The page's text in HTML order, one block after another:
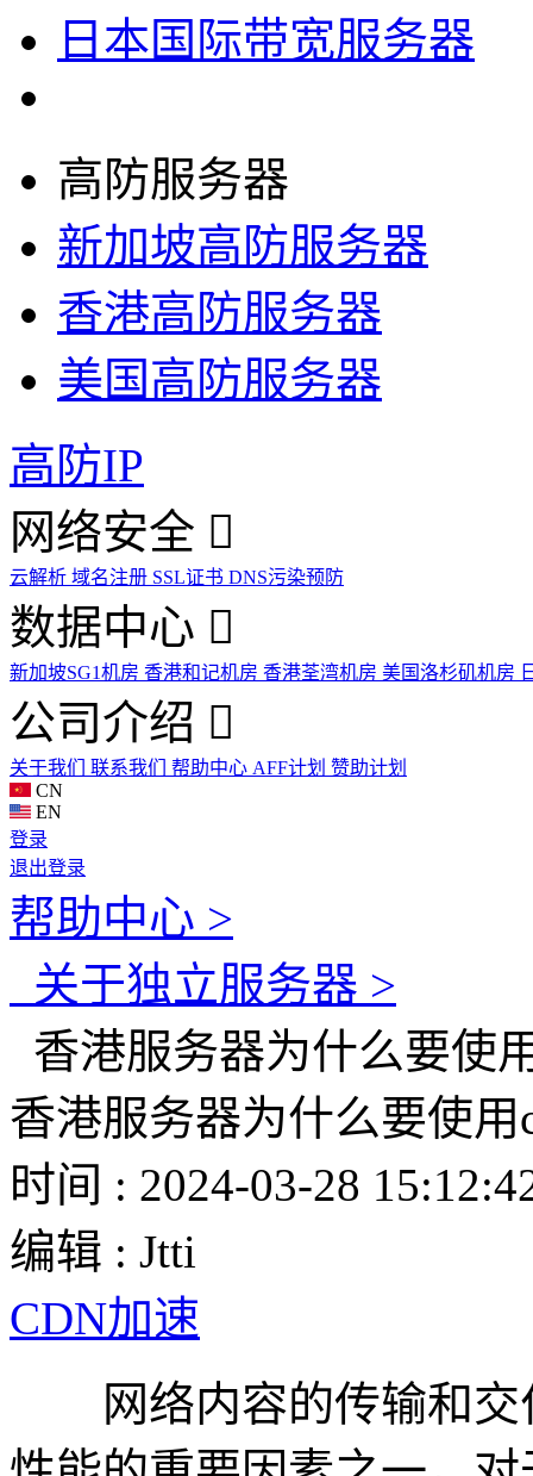
日本国际带宽服务器
高防服务器
新加坡高防服务器
香港高防服务器
美国高防服务器
高防IP
网络安全
云解析 域名注册 SSL证书 DNS污染预防
数据中心
新加坡SG1机房 香港和记机房 香港荃湾机房 美国洛杉矶机房
公司介绍
关于我们 联系我们 帮助中心 AFF计划 赞助计划
CN
EN
登录
退出登录
帮助中心 >
关于独立服务器 >
香港服务器为什么要使
香港服务器为什么要使用
时间 : 2024-03-28
编辑 : Jtti
CDN加速
网络内容的传输和交